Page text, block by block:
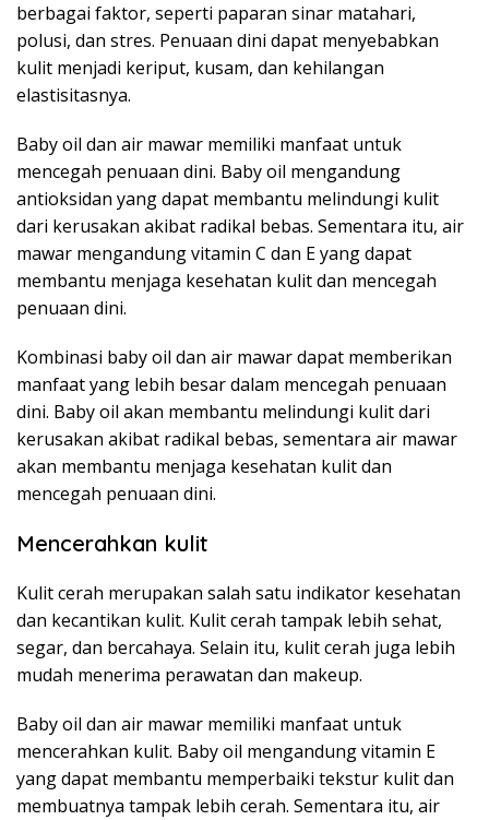
berbagai faktor, seperti paparan sinar matahari,
polusi, dan stres. Penuaan dini dapat menyebabkan
kulit menjadi keriput, kusam, dan kehilangan
elastisitasnya.
Baby oil dan air mawar memiliki manfaat untuk
mencegah penuaan dini. Baby oil mengandung
antioksidan yang dapat membantu melindungi kulit
dari kerusakan akibat radikal bebas. Sementara itu, air
mawar mengandung vitamin C dan E yang dapat
membantu menjaga kesehatan kulit dan mencegah
penuaan dini.
Kombinasi baby oil dan air mawar dapat memberikan
manfaat yang lebih besar dalam mencegah penuaan
dini. Baby oil akan membantu melindungi kulit dari
kerusakan akibat radikal bebas, sementara air mawar
akan membantu menjaga kesehatan kulit dan
mencegah penuaan dini.
Mencerahkan kulit
Kulit cerah merupakan salah satu indikator kesehatan
dan kecantikan kulit. Kulit cerah tampak lebih sehat,
segar, dan bercahaya. Selain itu, kulit cerah juga lebih
mudah menerima perawatan dan makeup.
Baby oil dan air mawar memiliki manfaat untuk
mencerahkan kulit. Baby oil mengandung vitamin E
yang dapat membantu memperbaiki tekstur kulit dan
membuatnya tampak lebih cerah. Sementara itu, air